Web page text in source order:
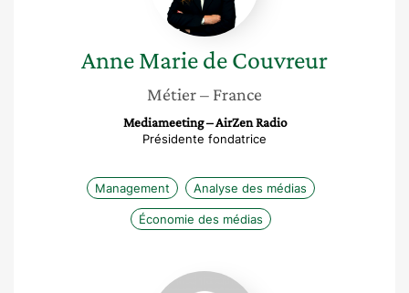
Anne Mariede Couvreur
Métier– France
Mediameeting – AirZen Radio
Présidente fondatrice
Management Analyse des médias
Économie des médias
Tatiana